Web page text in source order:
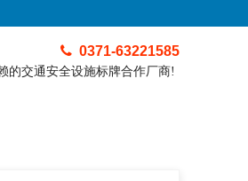
0371-63221585
的交通安全设施标牌合作厂商!